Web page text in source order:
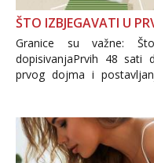
ŠTO IZBJEGAVATI U
Granice su važne:
dopisivanjaPrvih 48 sati
prvog dojma i
Važno je izbjeći
informacija, jer
povjerenje. Takođe...